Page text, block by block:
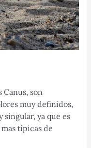
Canus, son
muy definidos,
singular, ya que es
típicas de